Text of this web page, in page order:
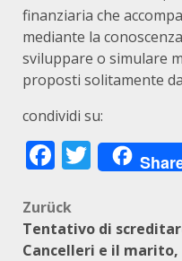
finanziaria che
mediante la
sviluppare o simulare
proposti solitamente
condividi su:
Facebook
Zurück
Tentativo di
Cancelleri e il